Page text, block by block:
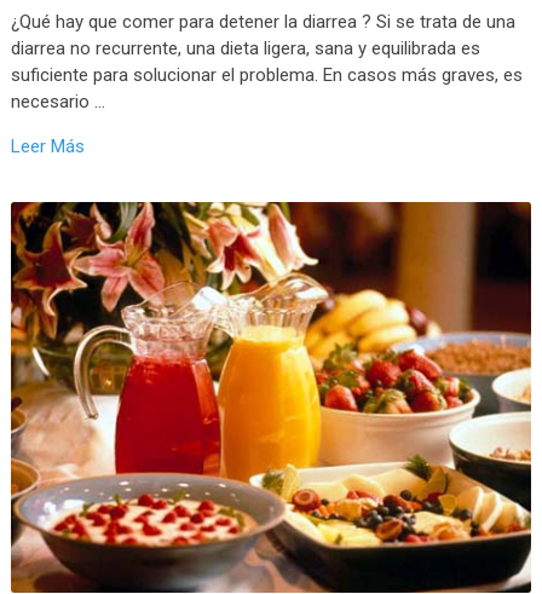
¿Qué hay que comer para detener la diarrea ? Si se trata de una
diarrea no recurrente, una dieta ligera, sana y equilibrada es
suficiente para solucionar el problema. En casos más graves, es
necesario …
Leer Más